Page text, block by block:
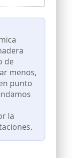
los
para un
madera
resistente
000 CPM,
para
roble,
suave e
de
menos,
punto
la